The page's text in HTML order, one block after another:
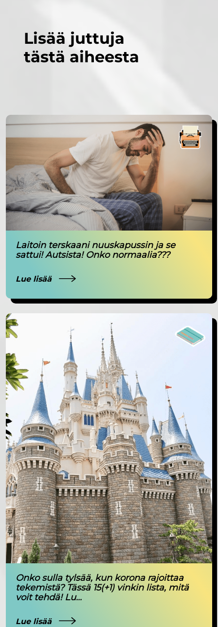
Lisää juttuja
tästä aiheesta
Laitoin terskaani nuuskapussin ja se
sattui! Autsista! Onko normaalia???
Lue lisää
Onko sulla tylsää, kun korona rajoittaa
tekemistä? Tässä 15(+1) vinkin lista, mitä
voit tehdä! Lu...
Lue lisää